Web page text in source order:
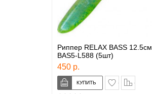
Риппер RELAX BASS 12.5см
BAS5-L588 (5шт)
450 р.
в закладки